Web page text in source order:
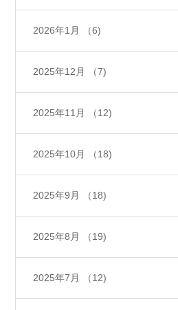
2026年1月 （6)
2025年12月 （7)
2025年11月 （12)
2025年10月 （18)
2025年9月 （18)
2025年8月 （19)
2025年7月 （12)